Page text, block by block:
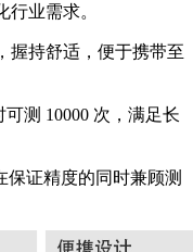
业需求。
握持舒适，便于携带至
测 10000 次，满足长
保证精度的同时兼顾测